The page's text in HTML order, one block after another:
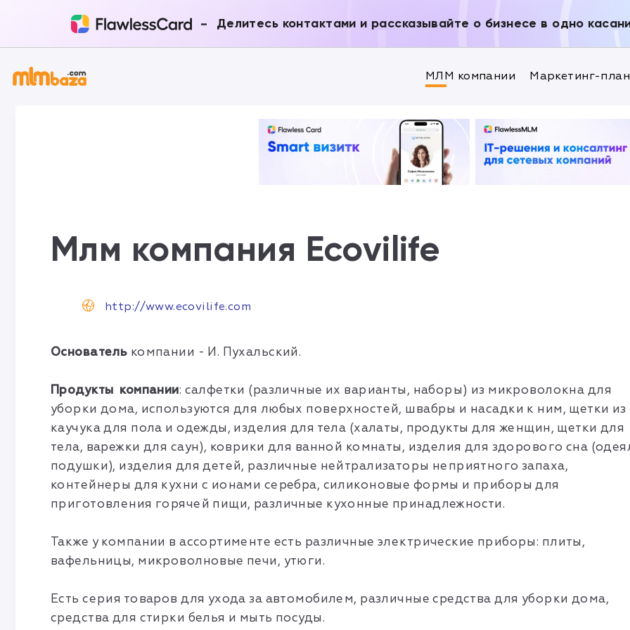
- Делитесь контактами и рассказывайте о бизнесе в одно
МЛМ компании Маркетинг-
Млм компания Ecovilife
http://www.ecovilife.com
Основатель компании - И. Пухальский.
Продукты компании: салфетки (различные их варианты, наборы) из микроволокна для
уборки дома, используются для любых поверхностей, швабры и насадки к ним, щетки из
каучука для пола и одежды, изделия для тела (халаты, продукты для женщин, щетки для
тела, варежки для саун), коврики для ванной комнаты, изделия для здорового сна
подушки), изделия для детей, различные нейтрализаторы неприятного запаха,
контейнеры для кухни с ионами серебра, силиконовые формы и приборы для
приготовления горячей пищи, различные кухонные принадлежности.
Также у компании в ассортименте есть различные электрические приборы: плиты,
вафельницы, микроволновые печи, утюги.
Есть серия товаров для ухода за автомобилем, различные средства для уборки дома,
средства для стирки белья и мыть посуды.